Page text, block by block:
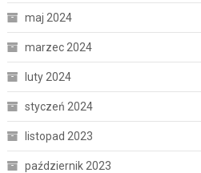
maj 2024
marzec 2024
luty 2024
styczeń 2024
listopad 2023
październik 2023